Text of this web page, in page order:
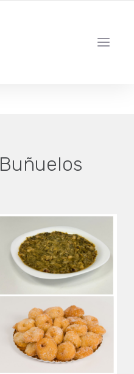
Buñuelos